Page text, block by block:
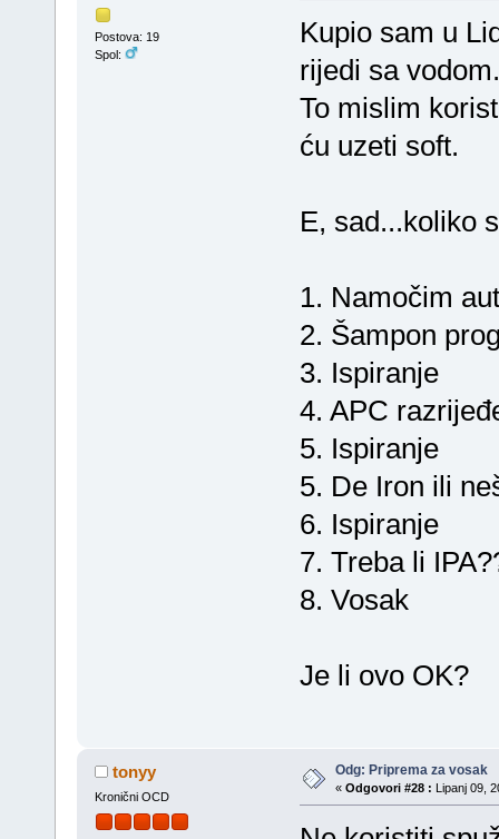
Postova: 19
Spol:
Kupio sam u
rijedi sa vodom.
To mislim
ću uzeti soft.
E, sad...koliko
1. Namočim
2. Šampon
3. Ispiranje
4. APC
5. Ispiranje
5. De Iron ili
6. Ispiranje
7. Treba li
8. Vosak
Je li ovo OK?
tonyy
Kronični OCD
Odg: Priprema za vosak
« Odgovori #28 : Lipanj 09,